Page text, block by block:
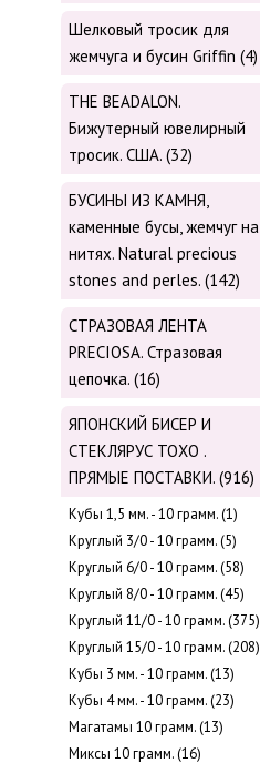
Шелковый тросик для
жемчуга и бусин Griffin (4)
THE BEADALON.
Бижутерный ювелирный
тросик. США. (32)
БУСИНЫ ИЗ КАМНЯ,
каменные бусы, жемчуг на
нитях. Natural precious
stones and perles. (142)
СТРАЗОВАЯ ЛЕНТА
PRECIOSA. Стразовая
цепочка. (16)
ЯПОНСКИЙ БИСЕР И
СТЕКЛЯРУС TOХО .
ПРЯМЫЕ ПОСТАВКИ. (916)
Кубы 1,5 мм. - 10 грамм. (1)
Круглый 3/0 - 10 грамм. (5)
Круглый 6/0 - 10 грамм. (58)
Круглый 8/0 - 10 грамм. (45)
Круглый 11/0 - 10 грамм. (375)
Круглый 15/0 - 10 грамм. (208)
Кубы 3 мм. - 10 грамм. (13)
Кубы 4 мм. - 10 грамм. (23)
Магатамы 10 грамм. (13)
Миксы 10 грамм. (16)